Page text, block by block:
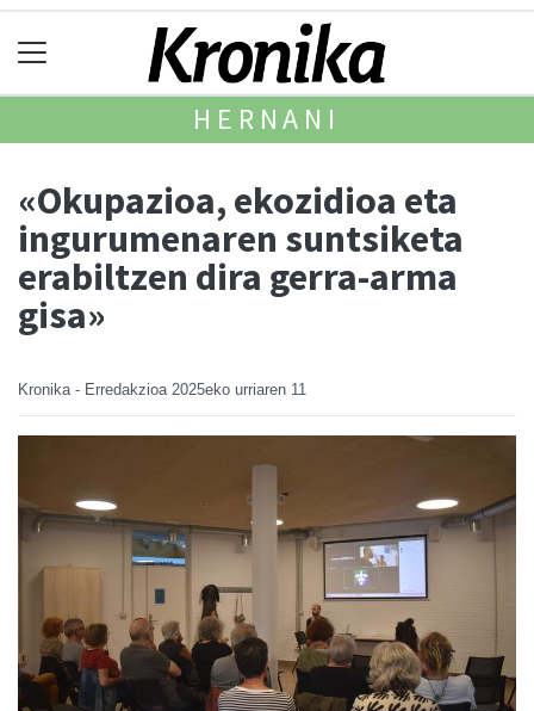
HERNANI
«Okupazioa, ekozidioa eta
ingurumenaren suntsiketa
erabiltzen dira gerra-arma
gisa»
Kronika - Erredakzioa 2025eko urriaren 11